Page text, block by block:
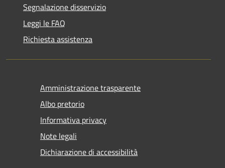
Segnalazione disservizio
Leggi le FAQ
Richiesta assistenza
Amministrazione trasparente
Albo pretorio
Informativa privacy
Note legali
Dichiarazione di accessibilità